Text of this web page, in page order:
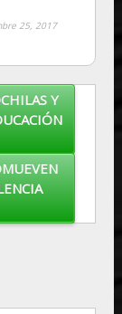
25, 2017
Y